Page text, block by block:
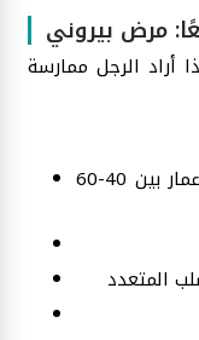
مرض بيروني
أراد الرجل ممارسة
التقدم في السن - أكثر شيوعًا في الأعمار بين 40-60